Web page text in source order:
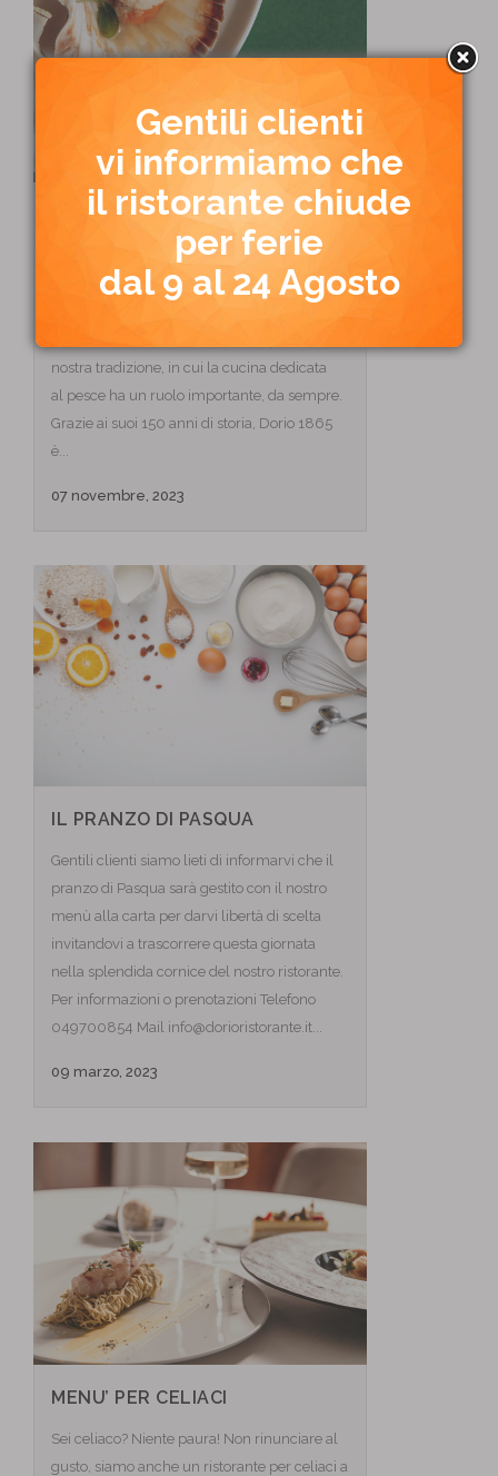
MENU’ ALLA CARTA
Una selezione delle nostre migliori proposte
gastronomiche. Scarica il nostro menù
nostra tradizione, in cui la cucina dedicata
al pesce ha un ruolo importante, da sempre.
Grazie ai suoi 150 anni di storia, Dorio 1865
è...
07 novembre, 2023
IL PRANZO DI PASQUA
Gentili clienti siamo lieti di informarvi che il
pranzo di Pasqua sarà gestito con il nostro
menù alla carta per darvi libertà di scelta
invitandovi a trascorrere questa giornata
nella splendida cornice del nostro ristorante.
Per informazioni o prenotazioni Telefono
049700854 Mail info@dorioristorante.it...
09 marzo, 2023
MENU’ PER CELIACI
Sei celiaco? Niente paura! Non rinunciare al
gusto, siamo anche un ristorante per celiaci a
Gentili clienti
vi informiamo che
il ristorante chiude
per ferie
dal 9 al 24 Agosto